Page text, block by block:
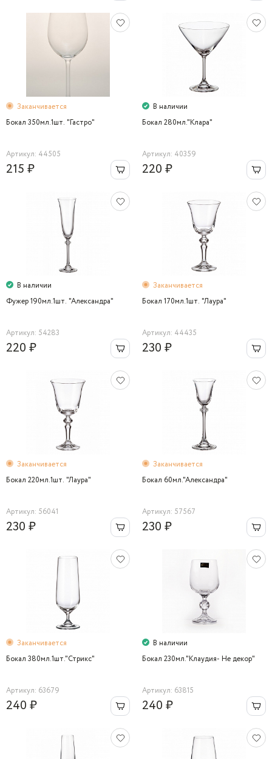
Заканчивается
Бокал 350мл.1шт. "Гастро"
Артикул: 44505
215 ₽
В наличии
Бокал 280мл."Клара"
Артикул: 40359
220 ₽
В наличии
Фужер 190мл.1шт. "Александра"
Артикул: 54283
220 ₽
Заканчивается
Бокал 170мл.1шт. "Лаура"
Артикул: 44435
230 ₽
Заканчивается
Бокал 220мл.1шт. "Лаура"
Артикул: 56041
230 ₽
Заканчивается
Бокал 60мл."Александра"
Артикул: 57567
230 ₽
Заканчивается
Бокал 380мл.1шт."Стрикс"
Артикул: 63679
240 ₽
В наличии
Бокал 230мл."Клаудия- Не декор"
Артикул: 63815
240 ₽